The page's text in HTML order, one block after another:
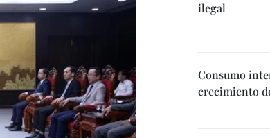
ilegal
Consumo
crecimiento